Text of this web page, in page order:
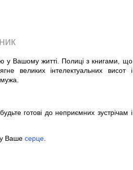
у Вашому житті. Полиці з книгами, що
великих інтелектуальних висот і
готові до неприємних зустрічам і
Ваше серце.